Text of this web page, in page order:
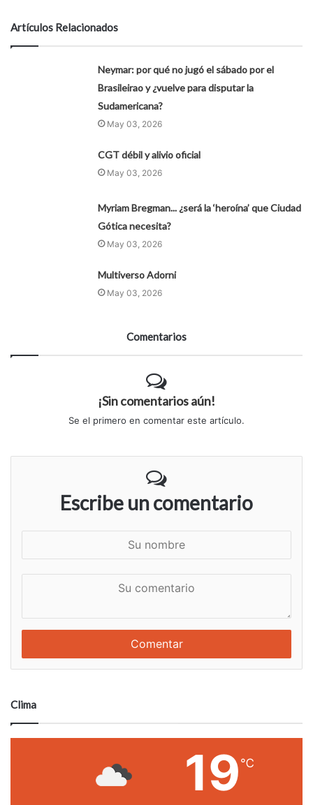
Artículos Relacionados
Neymar: por qué no jugó el sábado por el
Brasileirao y ¿vuelve para disputar la
Sudamericana?
May 03, 2026
CGT débil y alivio oficial
May 03, 2026
Myriam Bregman... ¿será la ‘heroína’ que Ciudad
Gótica necesita?
May 03, 2026
Multiverso Adorni
May 03, 2026
Comentarios
¡Sin comentarios aún!
Se el primero en comentar este artículo.
Escribe un comentario
n
a
i
Clima
19 ℃